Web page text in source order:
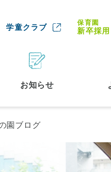
学童クラブ
保育園
新卒採用
お知らせ
園ブログ